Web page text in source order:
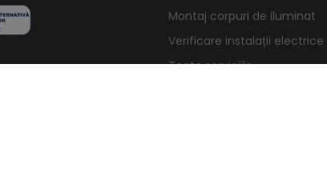
Montaj corpuri de iluminat
Verificare instalații electrice
Toate serviciile